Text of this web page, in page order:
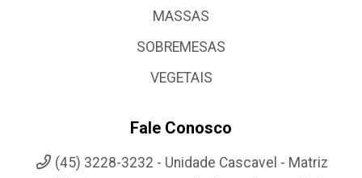
MASSAS
SOBREMESAS
VEGETAIS
Fale Conosco
(45) 3228-3232 - Unidade Cascavel - Matriz